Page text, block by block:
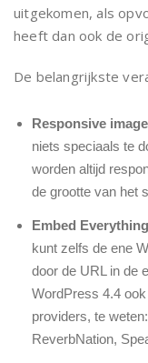
uitgekomen, als
heeft dan ook de
De belangrijkste
Responsive
niets speciaals te
worden altijd
de grootte van het
Embed Everything
kunt zelfs de ene
door de URL in de
WordPress 4.4
providers, te
ReverbNation,